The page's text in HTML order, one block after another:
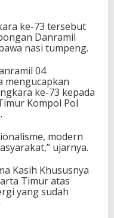
ke-73 tersebut
Danramil
nasi tumpeng.
04
mengucapkan
ke-73 kepada
Kompol Pol
modern
ujarnya.
Kasih Khususnya
Timur atas
yang sudah